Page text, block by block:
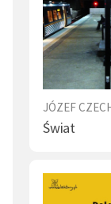
JÓZEF
Świat